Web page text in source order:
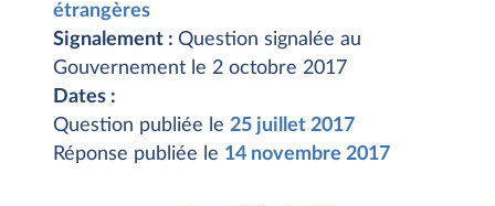
étrangères
Signalement : Question signalée au
Gouvernement le 2 octobre 2017
Dates :
Question publiée le 25 juillet 2017
Réponse publiée le 14 novembre 2017